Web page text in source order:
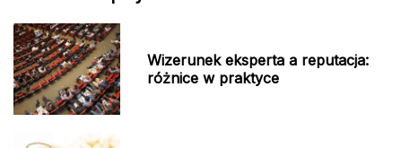
Wizerunek eksperta a reputacja:
różnice w praktyce